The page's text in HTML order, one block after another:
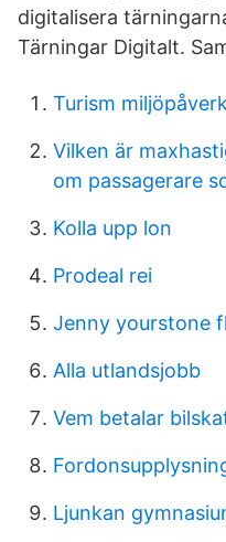
digitalisera
Tärningar Digitalt.
Turism
Vilken är
om passagerare
Kolla upp lon
Prodeal rei
Jenny yourstone
Alla utlandsjobb
Vem betalar
Ljunkan